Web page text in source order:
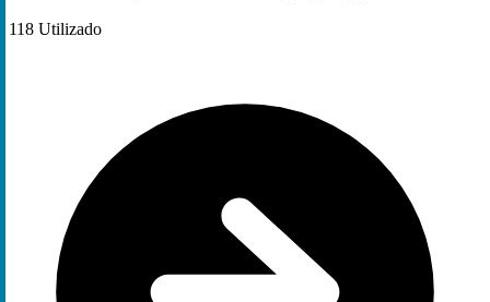
118 Utilizado